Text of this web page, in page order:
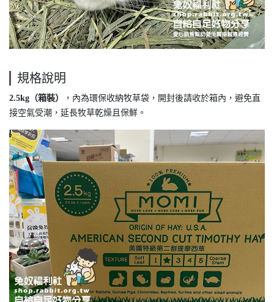
規格說明
2.5kg（箱裝）
，內為環保收納牧草袋，開封後請收於箱內，避免直
接空氣受潮，延長牧草乾燥且保鮮。